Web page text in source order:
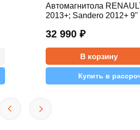
32 990 ₽
Автомагнитола
2013+; Sandero 2012+ 9"
В корзину
Купить в